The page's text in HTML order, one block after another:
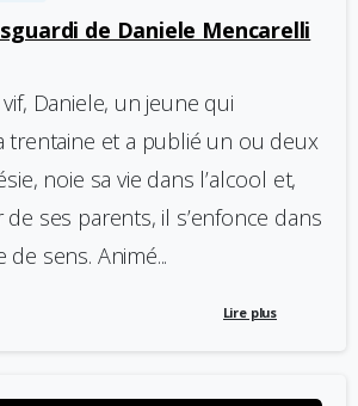
de Daniele Mencarelli
Daniele, un jeune qui
trentaine et a publié un ou deux
noie sa vie dans l’alcool et,
de ses parents, il s’enfonce dans
sens. Animé...
Lire plus